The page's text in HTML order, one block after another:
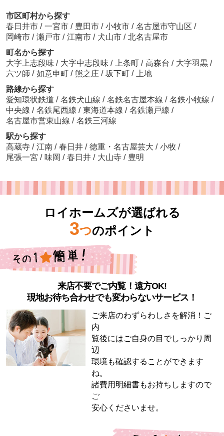
市区町村から探す
春日井市 / 一宮市 / 豊田市 / 小牧市 / 名古屋市守山区 /
岡崎市 / 瀬戸市 / 江南市 / 犬山市 / 北名古屋市
町名から探す
大字上志段味 / 大字中志段味 / 上条町 / 高森台 / 大字羽黒 /
六ツ師 / 如意申町 / 熊之庄 / 坂下町 /
上地
路線から探す
愛知環状鉄道 / 名鉄犬山線 / 名鉄名古屋本線 / 名鉄小牧線 /
中央線 / 名鉄尾西線 / 東海道本線 / 名鉄瀬戸線 /
名古屋市営東山線 / 名鉄三河線
駅から探す
高蔵寺 / 江南 / 春日井 / 徳重・名古屋芸大 / 小牧 /
尾張一宮 / 味岡 / 春日井 / 大山寺 / 豊明
ロイホームズが選ばれる
3つのポイント
来店不要でご内覧！遠方OK!
現地お待ち合わせでも変わらないサービス！
ご来店のわずらわしさを解消！ご
内
覧後にはご自身の目でしっかり周
辺
環境も確認することができます
ね。
諸費用明細書もお持ちしますので
ご
安心くださいませ。